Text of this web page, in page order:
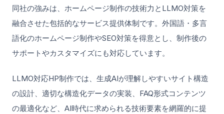
同社の強みは、ホームページ制作の技術力とLLMO対策を
融合させた包括的なサービス提供体制です。外国語・多言
語化のホームページ制作やSEO対策を得意とし、制作後の
サポートやカスタマイズにも対応しています。
LLMO対応HP制作では、生成AIが理解しやすいサイト構造
の設計、適切な構造化データの実装、FAQ形式コンテンツ
の最適化など、AI時代に求められる技術要素を網羅的に提